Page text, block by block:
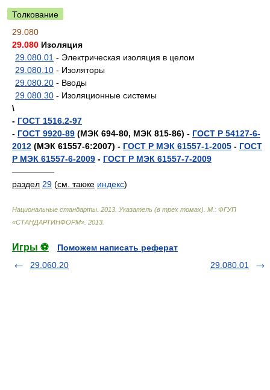
Толкование
29.080
29.080 Изоляция
29.080.01 - Электрическая изоляция в целом
29.080.10 - Изоляторы
29.080.20 - Вводы
29.080.30 - Изоляционные системы
\
- ГОСТ 1516.2-97
- ГОСТ 9920-89 (МЭК 694-80, МЭК 815-86) - ГОСТ Р 54127-6-
2012 (МЭК 61557-6:2007) - ГОСТ Р МЭК 61557-1-2005 - ГОСТ
Р МЭК 61557-6-2009 - ГОСТ Р МЭК 61557-7-2009
—————
раздел 29 (см. также индекс)
Национальные стандарты. 2013. Указатель (в трех томах). М.: ФГУП
«СТАНДАРТИНФОРМ» 2013
Игры ⚽
Поможем написать реферат
29.060.20
29.080.01